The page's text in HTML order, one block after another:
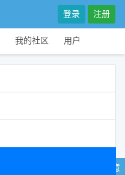
登录 注册
我的社区 用户
意